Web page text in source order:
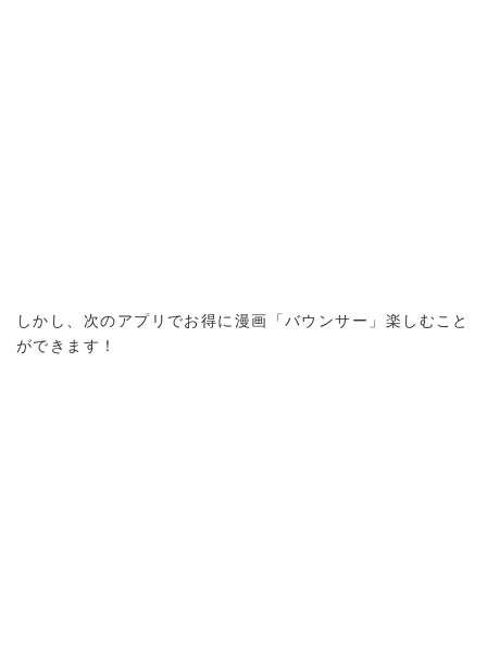
しかし、次のアプリでお得に漫画「バウンサー」楽しむこと
ができます！